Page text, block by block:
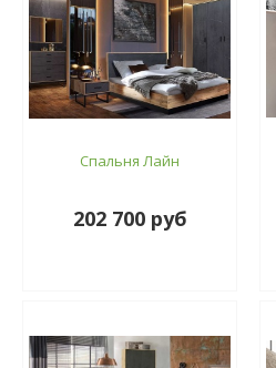
Спальня Лайн
202 700 руб